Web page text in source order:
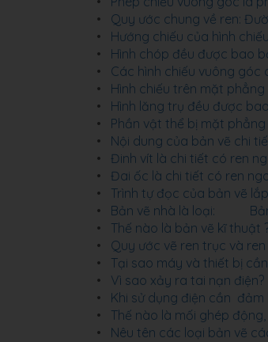
Quy ước chung về ren:
Hướng chiếu của hình
Hình chóp đều được bao
Các hình chiếu vuông góc
Hình chiếu trên mặt
Hình lăng trụ đều được
Phần vật thể bị mặt
Nội dung của bản vẽ chi
Đinh vít là chi tiết có ren
Đai ốc là chi tiết có ren
Trình tự đọc của bản vẽ
Bản vẽ nhà là loại: Bản
Thế nào là bản vẽ kĩ thuật
Quy ước vẽ ren trục và
Tại sao máy và thiết bị
Vì sao xảy ra tai nạn điện?
Khi sử dụng điện cần
Thế nào là mối ghép
Nêu tên các loại bản vẽ